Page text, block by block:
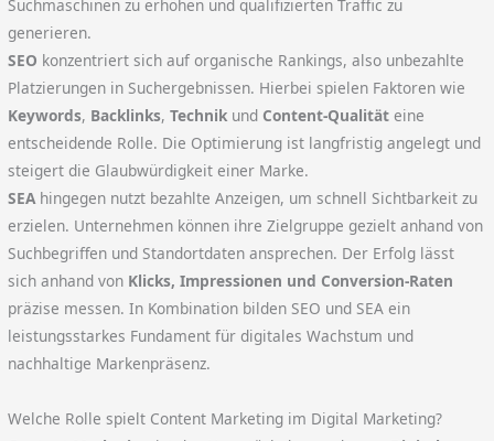
Suchmaschinen zu erhöhen und qualifizierten Traffic zu
generieren.
SEO konzentriert sich auf organische Rankings, also unbezahlte
Platzierungen in Suchergebnissen. Hierbei spielen Faktoren wie
Keywords, Backlinks,Technik und Content-Qualität eine
entscheidende Rolle. Die Optimierung ist langfristig angelegt und
steigert die Glaubwürdigkeit einer Marke.
SEA hingegen nutzt bezahlte Anzeigen, um schnell Sichtbarkeit zu
erzielen. Unternehmen können ihre Zielgruppe gezielt anhand von
Suchbegriffen und Standortdaten ansprechen. Der Erfolg lässt
sich anhand von Klicks, Impressionen und Conversion-Raten
präzise messen. In Kombination bilden SEO und SEA ein
leistungsstarkes Fundament für digitales Wachstum und
nachhaltige Markenpräsenz.
Welche Rolle spielt Content Marketing im Digital Marketing?